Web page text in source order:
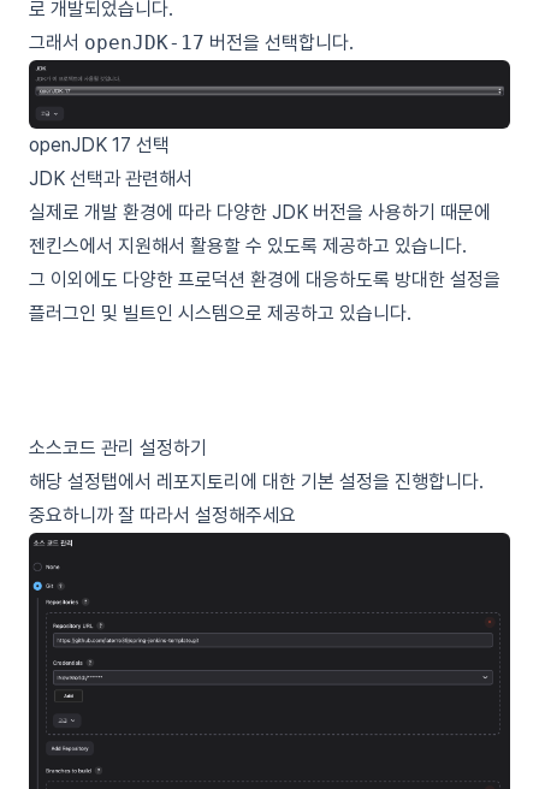
로 개발되었습니다.
그래서 openJDK-17 버전을 선택합니다.
openJDK 17 선택
JDK 선택과 관련해서
실제로 개발 환경에 따라 다양한 JDK 버전을 사용하기 때문에
젠킨스에서 지원해서 활용할 수 있도록 제공하고 있습니다.
그 이외에도 다양한 프로덕션 환경에 대응하도록 방대한 설정을
플러그인 및 빌트인 시스템으로 제공하고 있습니다.
소스코드 관리 설정하기
해당 설정탭에서 레포지토리에 대한 기본 설정을 진행합니다.
중요하니까 잘 따라서 설정해주세요